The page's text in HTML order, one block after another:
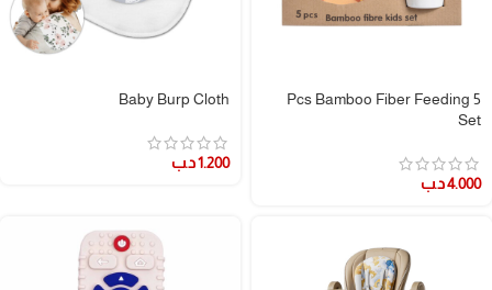
5 Pcs Bamboo Fiber Feeding
Set
4.000د.ب
Baby Burp Cloth
1.200د.ب